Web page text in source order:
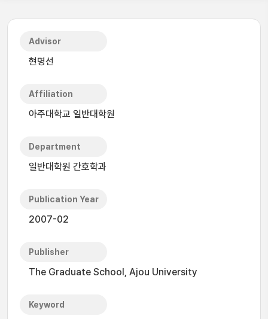
Advisor
현명선
Affiliation
아주대학교 일반대학원
Department
일반대학원 간호학과
Publication Year
2007-02
Publisher
The Graduate School, Ajou University
Keyword